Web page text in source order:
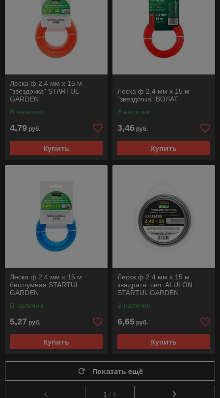
Леска ф 2.4 мм х 15 м
"звездочка" STARTUL
GARDEN
В наличии
4,79 руб.
Купить
Леска ф 2.4 мм х 15 м
"звездочка" ВОЛАТ
В наличии
3,46 руб.
Купить
Леска ф 2.4 мм х 15 м
бесшумная STARTUL
GARDEN
В наличии
5,27 руб.
Купить
Леска ф 2.4 мм х 15 м
квадратн. сеч. ALULON
STARTUL GARDEN
В наличии
6,65 руб.
Купить
Показать ещё
1 / 6